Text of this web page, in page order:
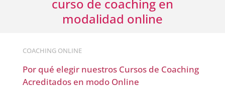
curso de coaching en
modalidad online
COACHING ONLINE
Por qué elegir nuestros Cursos de Coaching
Acreditados en modo Online